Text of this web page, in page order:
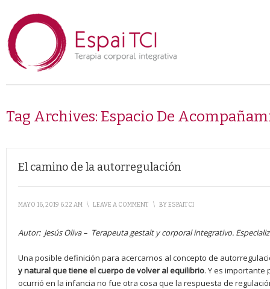
Tag Archives: Espacio De
El camino de la autorregulación
MAYO 16, 2019 6:22 AM \ LEAVE A COMMENT \ BYESPAITCI
Autor: Jesús Oliva – Terapeuta gestalt y corporal integrativo.
Una posible definición para acercarnos al concepto de
y natural que tiene el cuerpo de volver al equilibrio. Y es
ocurrió en la infancia no fue otra cosa que la respuesta de